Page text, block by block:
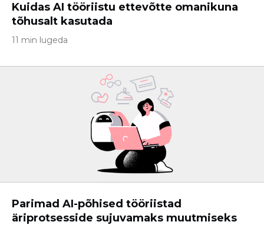
Kuidas AI tööriistu ettevõtte omanikuna
tõhusalt kasutada
11 min lugeda
Parimad AI-põhised tööriistad
äriprotsesside sujuvamaks muutmiseks